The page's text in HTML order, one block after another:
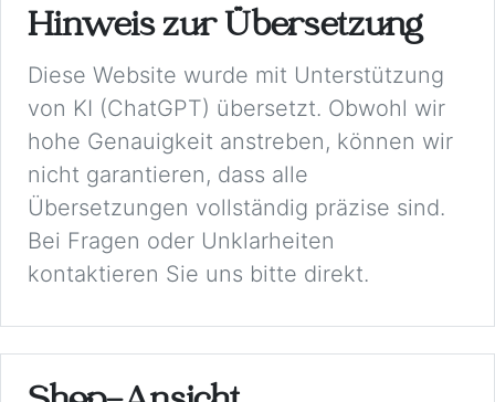
Hinweis zur Übersetzung
Diese Website wurde mit Unterstützung
von KI (ChatGPT) übersetzt. Obwohl wir
hohe Genauigkeit anstreben, können wir
nicht garantieren, dass alle
Übersetzungen vollständig präzise sind.
Bei Fragen oder Unklarheiten
kontaktieren Sie uns bitte direkt.